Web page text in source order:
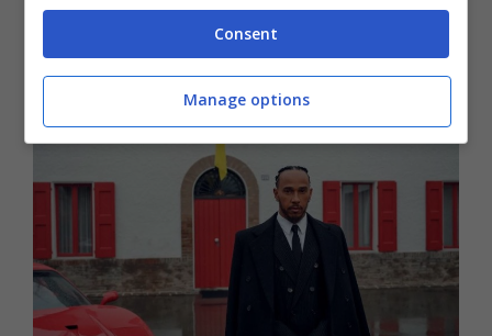
pronostico sulle performance di Hamilton
in Ferrari.
Consent
Manage options